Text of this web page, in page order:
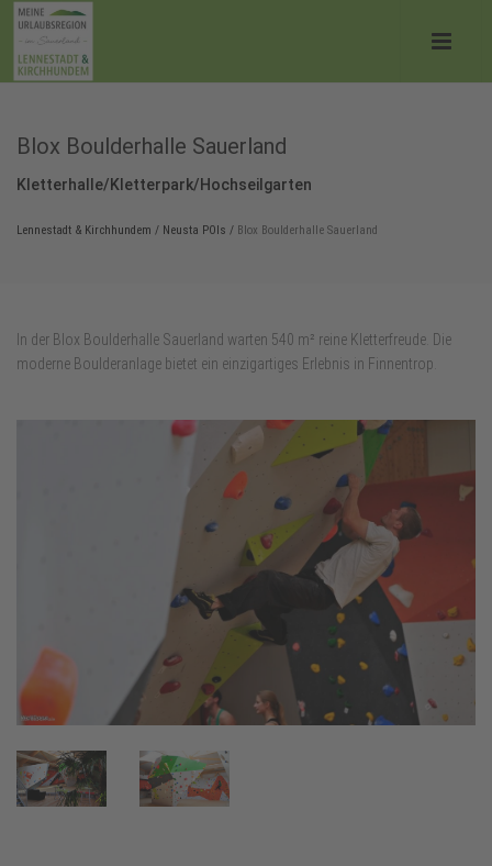
Blox Boulderhalle Sauerland
Kletterhalle/Kletterpark/Hochseilgarten
Lennestadt & Kirchhundem / Neusta POIs / Blox Boulderhalle Sauerland
In der Blox Boulderhalle Sauerland warten 540 m² reine Kletterfreude. Die
moderne Boulderanlage bietet ein einzigartiges Erlebnis in Finnentrop.